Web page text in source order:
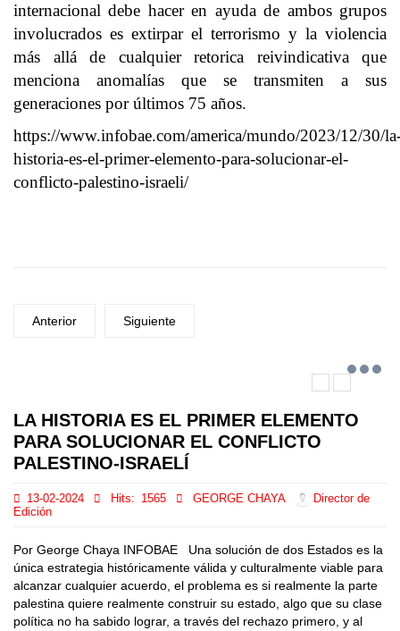
internacional debe hacer en ayuda de ambos grupos
involucrados es extirpar el terrorismo y la violencia
más allá de cualquier retorica reivindicativa que
menciona anomalías que se transmiten a sus
generaciones por últimos 75 años.
https://www.infobae.com/america/mundo/2023/12/30/
historia-es-el-primer-elemento-para-solucionar-el-
conflicto-palestino-israeli/
Anterior Siguiente
LA HISTORIA ES EL PRIMER ELEMENTO
PARA SOLUCIONAR EL CONFLICTO
PALESTINO-ISRAELÍ
13-02-2024 Hits: 1565 GEORGE CHAYA
Director de
Edición
Por George Chaya INFOBAE Una solución de dos Estados es la
única estrategia históricamente válida y culturalmente viable para
alcanzar cualquier acuerdo, el problema es si realmente la parte
palestina quiere realmente construir su estado, algo que su clase
política no ha sabido lograr, a través del rechazo primero, y al